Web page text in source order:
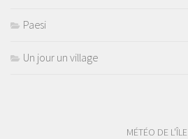
Paesi
Un jour un village
MÉTÉO DE L'ÎLE